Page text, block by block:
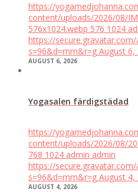
https://
content/uploads/2026/08/
576x1024.webp 576 1024
https://
s=96&d=mm&r=g August 6,
AUGUST 6, 2026
Yogasalen färdigstädad
https://
content/uploads/2026/08/
768 1024 admin admin
https://
s=96&d=mm&r=g August 4,
AUGUST 4, 2026